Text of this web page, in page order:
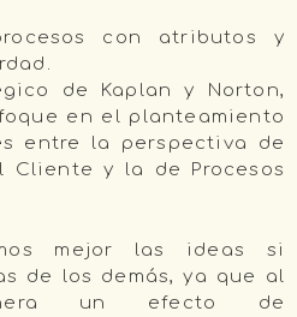
con atributos y
de Kaplan y Norton,
en el planteamiento
entre la perspectiva de
Cliente y la de Procesos
mejor las ideas si
de los demás, ya que al
un efecto de